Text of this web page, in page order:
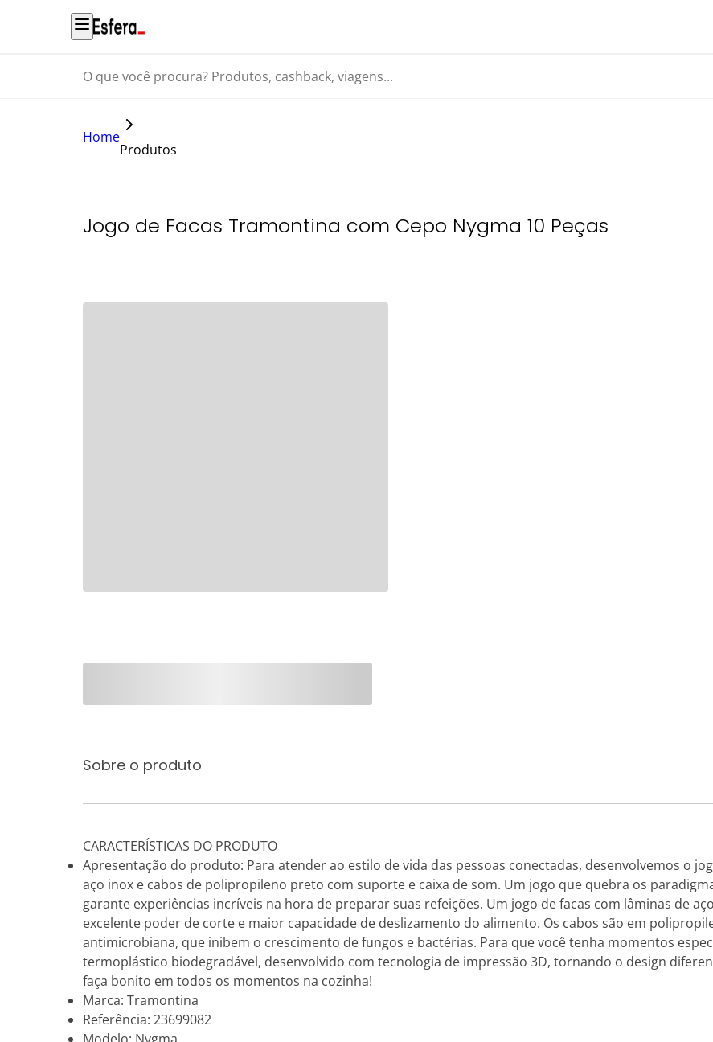
O que você procura? Produtos, cashback, viagens...
Home
Produtos
Jogo de Facas Tramontina com Cepo Nygma 10 Peças
Sobre o produto
CARACTERÍSTICAS DO PRODUTO
Apresentação do produto: Para atender ao estilo de vida das pessoas conectadas, desenvolvemos o
aço inox e cabos de polipropileno preto com suporte e caixa de som. Um jogo que quebra os
garante experiências incríveis na hora de preparar suas refeições. Um jogo de facas com lâminas de
excelente poder de corte e maior capacidade de deslizamento do alimento. Os cabos são em
antimicrobiana, que inibem o crescimento de fungos e bactérias. Para que você tenha momentos
termoplástico biodegradável, desenvolvido com tecnologia de impressão 3D, tornando o design
faça bonito em todos os momentos na cozinha!
Marca: Tramontina
Referência: 23699082